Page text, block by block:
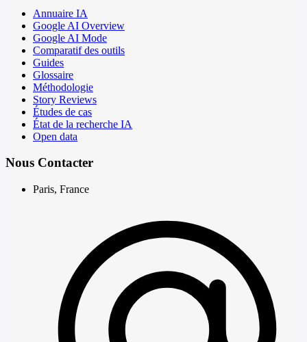
Annuaire IA
Google AI Overview
Google AI Mode
Comparatif des outils
Guides
Glossaire
Méthodologie
Story Reviews
Études de cas
État de la recherche IA
Open data
Nous Contacter
Paris, France